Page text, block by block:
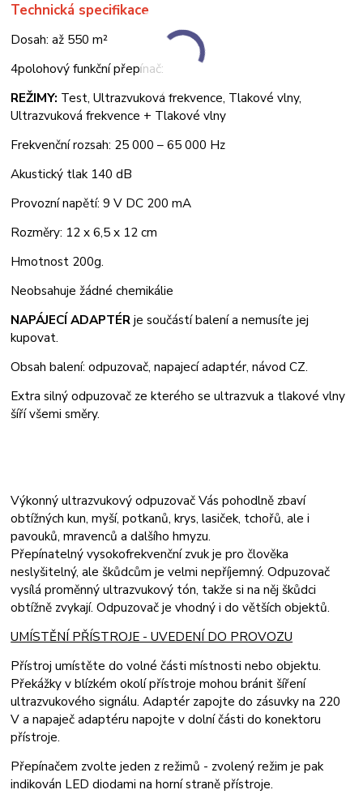
Technická specifikace
Dosah: až 550 m²
4polohový funkční přepínač:
REŽIMY: Test, Ultrazvuková frekvence, Tlakové vlny,
Ultrazvuková frekvence + Tlakové vlny
Frekvenční rozsah: 25 000 – 65 000 Hz
Akustický tlak 140 dB
Provozní napětí: 9 V DC 200 mA
Rozměry: 12 x 6,5 x 12 cm
Hmotnost 200g.
Neobsahuje žádné chemikálie
NAPÁJECÍ ADAPTÉRje součástí balení a nemusíte jej
kupovat.
Obsah balení: odpuzovač, napajecí adaptér, návod CZ.
Extra silný odpuzovač ze kterého se ultrazvuk a tlakové vlny
šíří všemi směry.
Výkonný ultrazvukový odpuzovač Vás pohodlně zbaví
obtížných kun, myší, potkanů, krys, lasiček, tchořů, ale i
pavouků, mravenců a dalšího hmyzu.
Přepínatelný vysokofrekvenční zvuk je pro člověka
neslyšitelný, ale škůdcům je velmi nepříjemný.Odpuzovač
vysílá proměnný ultrazvukový tón, takže si na něj škůdci
obtížně zvykají.Odpuzovač je vhodný i do větších objektů.
UMÍSTĚNÍ PŘÍSTROJE - UVEDENÍ DO PROVOZU
Přístroj umístěte do volné části místnosti nebo objektu.
Překážky v blízkém okolí přístroje mohou bránit šíření
ultrazvukového signálu.Adaptér zapojte do zásuvky na 220
V a napaječ adaptéru napojte v dolní části do konektoru
přístroje.
Přepínačem zvolte jeden z režimů - zvolený režim je pak
indikován LED diodami na horní straně přístroje.